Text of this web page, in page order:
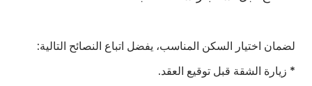
لضمان اختيار السكن المناسب، يفضل اتباع النصائح التالية:
* زيارة الشقة قبل توقيع العقد.